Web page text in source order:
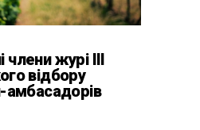
журі ІІІ
відбору
амбасадорів